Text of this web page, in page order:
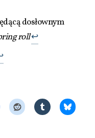
dosłownym
roll↩︎